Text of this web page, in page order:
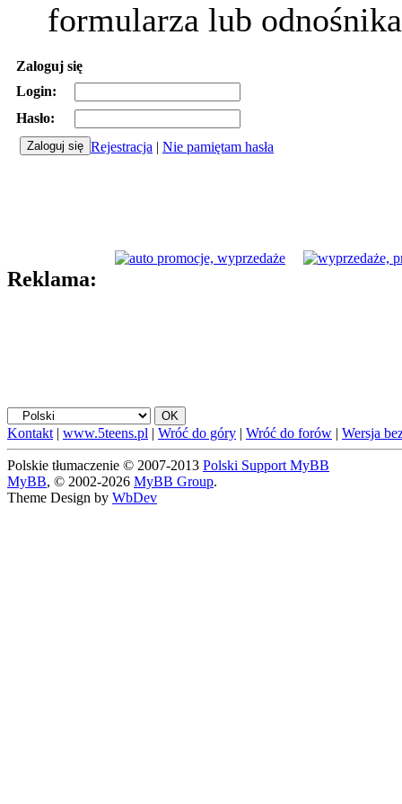
formularza lub
Zaloguj się
Login:
Hasło:
Rejestracja | Nie pamiętam hasła
Reklama:
Kontakt | www.5teens.pl | Wróć do góry | Wróć do forów | Wersja
Polskie tłumaczenie © 2007-2013 Polski Support MyBB
MyBB, © 2002-2026 MyBB Group.
Theme Design by WbDev